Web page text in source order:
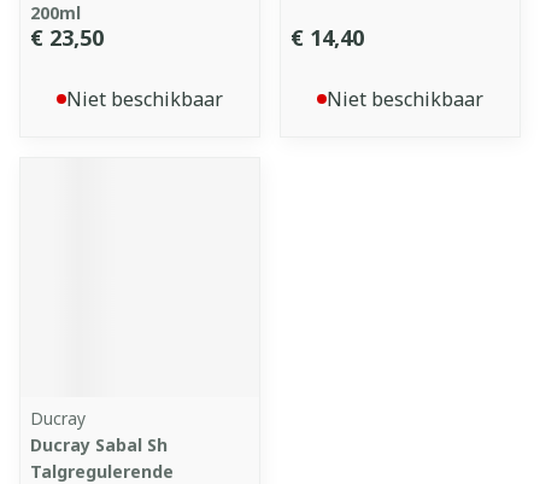
200ml
€ 23,50
Niet beschikbaar
€ 14,40
Niet beschikbaar
Ducray
Ducray Sabal Sh
Talgregulerende